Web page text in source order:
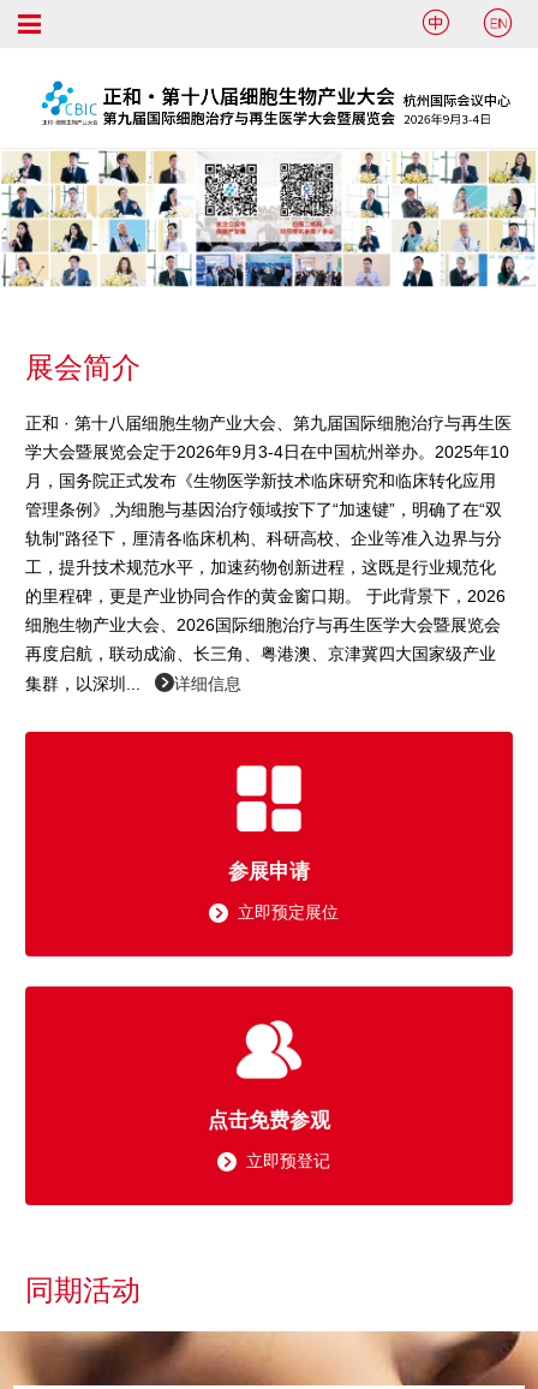
 
展会简介
正和 · 第十八届细胞生物产业大会、第九届国际细胞治疗与再生医
学大会暨展览会定于2026年9月3-4日在中国杭州举办。2025年10
月，国务院正式发布《生物医学新技术临床研究和临床转化应用
管理条例》,为细胞与基因治疗领域按下了“加速键”，明确了在“双
轨制”路径下，厘清各临床机构、科研高校、企业等准入边界与分
工，提升技术规范水平，加速药物创新进程，这既是行业规范化
的里程碑，更是产业协同合作的黄金窗口期。 于此背景下，2026
细胞生物产业大会、2026国际细胞治疗与再生医学大会暨展览会
再度启航，联动成渝、长三角、粤港澳、京津冀四大国家级产业
集群，以深圳...
详细信息
参展申请
立即预定展位
点击免费参观
立即预登记
同期活动